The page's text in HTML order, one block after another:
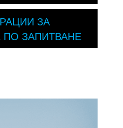
ЗА
ЗАПИТВАНЕ